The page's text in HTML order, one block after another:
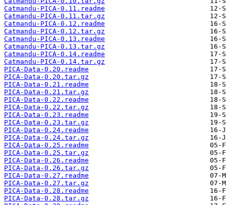
Catmandu-PICA-0.11.readme
Catmandu-PICA-0.11.tar.gz
Catmandu-PICA-0.12.readme
Catmandu-PICA-0.12.tar.gz
Catmandu-PICA-0.13.readme
Catmandu-PICA-0.13.tar.gz
Catmandu-PICA-0.14.readme
Catmandu-PICA-0.14.tar.gz
PICA-Data-0.20.readme
PICA-Data-0.20.tar.gz
PICA-Data-0.21.readme
PICA-Data-0.21.tar.gz
PICA-Data-0.22.readme
PICA-Data-0.22.tar.gz
PICA-Data-0.23.readme
PICA-Data-0.23.tar.gz
PICA-Data-0.24.readme
PICA-Data-0.24.tar.gz
PICA-Data-0.25.readme
PICA-Data-0.25.tar.gz
PICA-Data-0.26.readme
PICA-Data-0.26.tar.gz
PICA-Data-0.27.readme
PICA-Data-0.27.tar.gz
PICA-Data-0.28.readme
PICA-Data-0.28.tar.gz